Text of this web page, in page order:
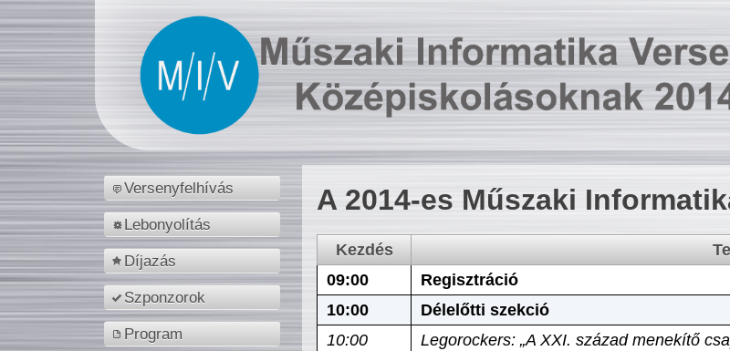
Versenyfelhívás
Lebonyolítás
Díjazás
Szponzorok
Program
A 2014-es Műszaki
Kezdés
09:00
Regisztráció
10:00
Délelőtti szekció
10:00
Legorockers: „A XXI. század menekítő